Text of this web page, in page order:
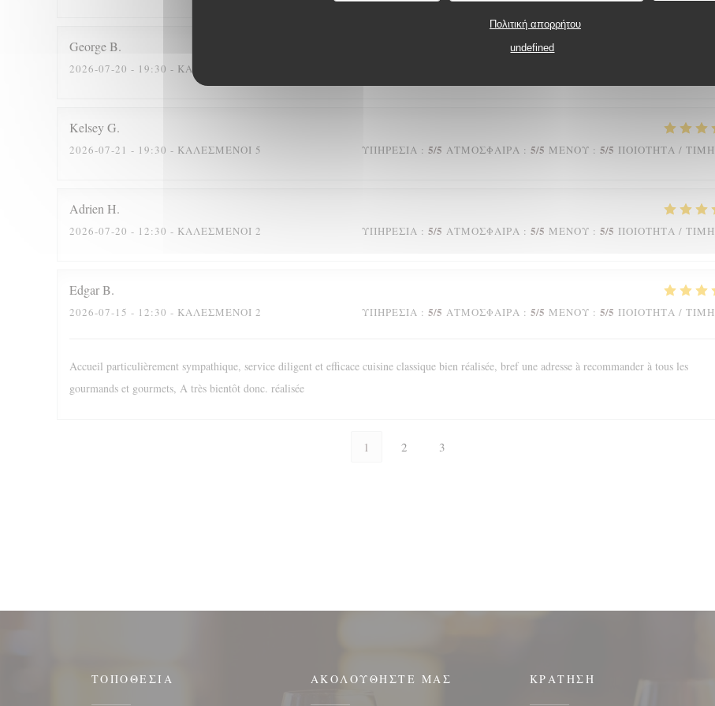
Πολιτική απορρήτου
undefined
GeorgeB
2026-07-20 - 19:30 - ΚΑΛΕΣΜΈΝΟΙ 4
KelseyG
2026-07-21 - 19:30 - ΚΑΛΕΣΜΈΝΟΙ 5 ΥΠΗΡΕΣΊΑ : 5/5 ΑΤΜΌΣΦΑΙΡΑ : 5/5 ΜΕΝΟΎ : 5/5 ΠΟΙΌΤΗΤΑ / ΤΙΜΉ
Adrien H
2026-07-20 - 12:30 - ΚΑΛΕΣΜΈΝΟΙ 2 ΥΠΗΡΕΣΊΑ : 5/5 ΑΤΜΌΣΦΑΙΡΑ : 5/5 ΜΕΝΟΎ : 5/5 ΠΟΙΌΤΗΤΑ / ΤΙΜΉ
EdgarB
2026-07-15 - 12:30 - ΚΑΛΕΣΜΈΝΟΙ 2 ΥΠΗΡΕΣΊΑ : 5/5 ΑΤΜΌΣΦΑΙΡΑ : 5/5 ΜΕΝΟΎ : 5/5 ΠΟΙΌΤΗΤΑ / ΤΙΜΉ
Accueil particulièrement sympathique, service diligent et efficace cuisine classique bien réalisée, bref une adresse à recommander à tous les
gourmands et gourmets, A très bientôt donc. réalisée
1 2 3
ΤΟΠΟΘΕΣΊΑ ΑΚΟΛΟΥΘΉΣΤΕ ΜΑΣ ΚΡΆΤΗΣΗ